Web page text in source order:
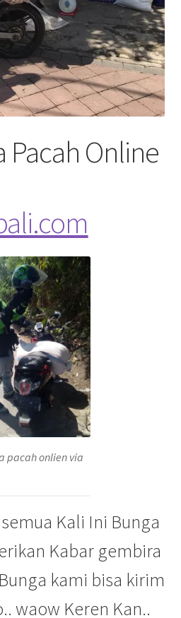
Pacah Online
pacah onlien via
Kali Ini Bunga
Kabar gembira
kami bisa kirim
waow Keren Kan..